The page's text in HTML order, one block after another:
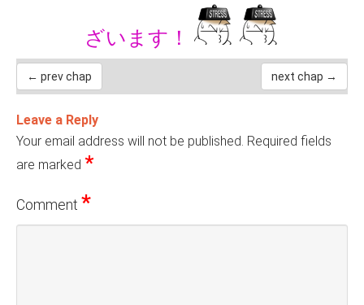
ざいます！
← prev chap next chap →
Leave a Reply
Your email address will not be published. Required fields
are marked *
Comment *